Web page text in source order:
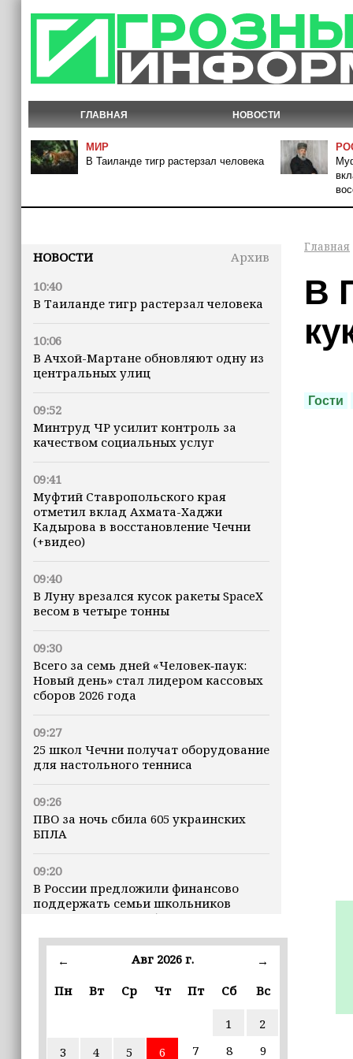
ГЛАВНАЯ НОВОСТИ
МИР
В Таиланде тигр растерзал человека
НОВОСТИ
Архив
10:40
В Таиланде тигр растерзал человека
10:06
В Ачхой-Мартане обновляют одну из
центральных улиц
09:52
Минтруд ЧР усилит контроль за
качеством социальных услуг
09:41
Муфтий Ставропольского края
отметил вклад Ахмата-Хаджи
Кадырова в восстановление Чечни
(+видео)
09:40
В Луну врезался кусок ракеты SpaceX
весом в четыре тонны
09:30
Всего за семь дней «Человек‑паук:
Новый день» стал лидером кассовых
сборов 2026 года
09:27
25 школ Чечни получат оборудование
для настольного тенниса
09:26
ПВО за ночь сбила 605 украинских
БПЛА
09:20
В России предложили финансово
поддержать семьи школьников
перед началом учебного года
метров
В Грозном федеральные эксперты
← Авг 2026 г.
→
Пн
Вт Ср Чт Пт Сб Вс
1
2
3
4 5 6 7 8
9
Главная
В
Гости